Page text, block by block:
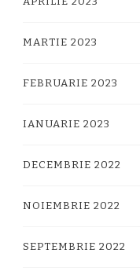
MARTIE 2023
FEBRUARIE 2023
IANUARIE 2023
DECEMBRIE 2022
NOIEMBRIE 2022
SEPTEMBRIE 2022